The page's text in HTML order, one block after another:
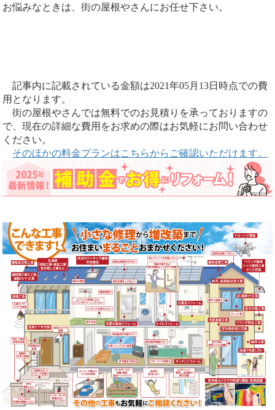
お悩みなときは、街の屋根やさんにお任せ下さい。
記事内に記載されている金額は2021年05月13日時点での費
用となります。
街の屋根やさんでは無料でのお見積りを承っておりますの
で、現在の詳細な費用をお求めの際はお気軽にお問い合わせ
ください。
そのほかの料金プランはこちらからご確認いただけます。